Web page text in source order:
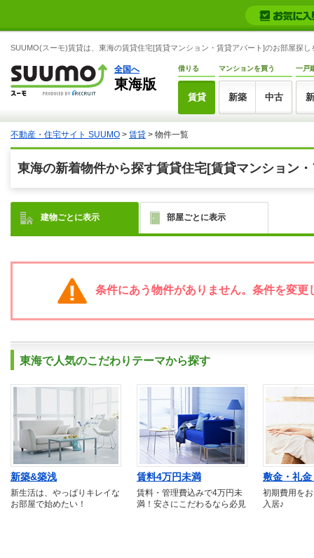
SUUMO(スーモ)賃貸は、東海の賃貸住宅[賃貸マンション・賃貸アパート]のお部屋探
全国へ
東海版
借りる
賃貸
マンションを買う
新築 中古
一戸
不動産・住宅サイト SUUMO > 賃貸 > 物件一覧
東海の新着物件から探す賃貸住宅[賃貸マンション
建物ごとに表示 部屋ごとに表示
条件にあう物件がありません。条件を変更
東海で人気のこだわりテーマから探す
新築&築浅
新生活は、やっぱりキレイな
お部屋で始めたい！
賃料4万円未満
賃料・管理費込みで4万円未
満！安さにこだわるなら必見
敷金・礼
初期費用を
入居♪